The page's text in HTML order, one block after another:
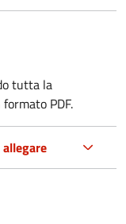
tutta la
PDF.